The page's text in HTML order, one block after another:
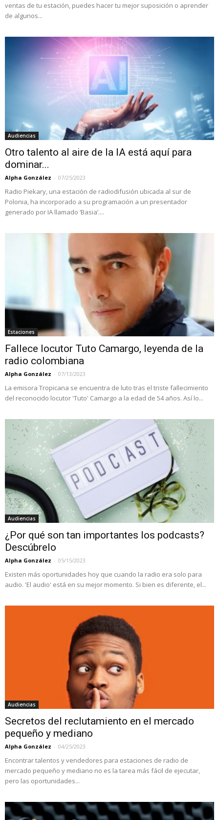
ventas de tu estación, puedes hacer tu mejor suposición o aprender
de algunos...
Audiencias
Otro talento al aire de la IA está aquí para
dominar...
Alpha González - 07/25/2023
Radio Piekary, una estación de radiodifusión ubicada al sur de
Polonia, ha incorporado a su programación a un presentador
generado por IA llamado ‘Basia’....
Estaciones
Fallece locutor Tuto Camargo, leyenda de la
radio colombiana
Alpha González - 07/13/2023
La emisora Tropicana se encuentra de luto tras el triste fallecimiento
del reconocido locutor 'Tuto' Camargo a la edad de 54 años. Así lo...
Audiencias
¿Por qué son tan importantes los podcasts?
Descúbrelo
Alpha González - 05/15/2023
Existen más oportunidades hoy que cuando la radio era solo para
audio. 'El audio' está en su mejor momento. Si bien es diferente, el...
Audiencias
Secretos del reclutamiento en el mercado
pequeño y mediano
Alpha González - 04/25/2023
Encontrar talentos y vendedores para estaciones de radio de
mercado pequeño y mediano no es la tarea más fácil de ejecutar,
pero las oportunidades...